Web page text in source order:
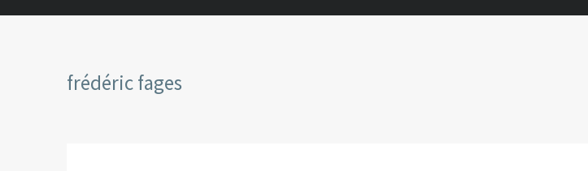
frédéric fages